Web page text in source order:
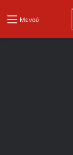
Μενού